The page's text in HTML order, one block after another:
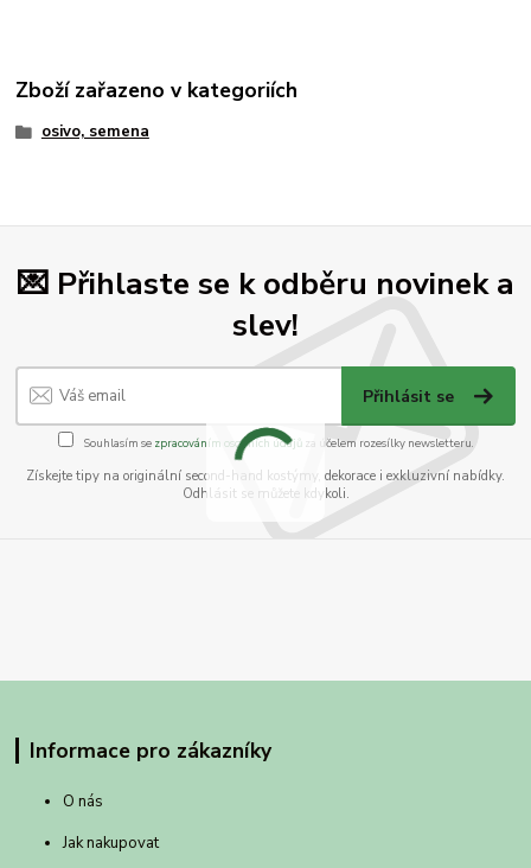
Zboží zařazeno v kategoriích
osivo, semena
💌 Přihlaste se k odběru novinek a
slev!
Přihlásit se
Souhlasím se zpracováním osobních údajůza účelem rozesílky newsletteru.
Získejte tipy na originální second-hand kostýmy, dekorace i exkluzivní nabídky.
Odhlásit se můžete kdykoli.
Informace pro zákazníky
O nás
Jak nakupovat